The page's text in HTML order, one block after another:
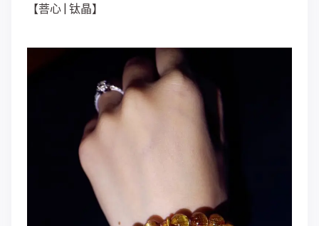
【菩心 | 钛晶】